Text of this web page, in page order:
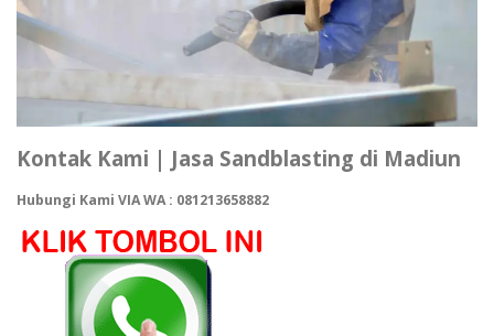
Kontak Kami | Jasa Sandblasting di Madiun
Hubungi Kami VIA WA : 081213658882